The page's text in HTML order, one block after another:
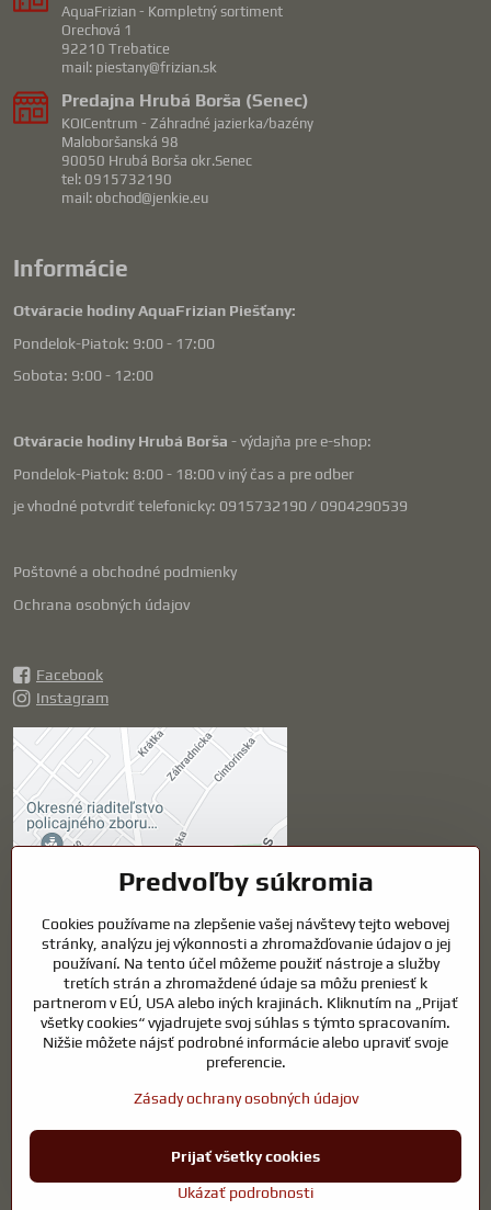
AquaFrizian - Kompletný sortiment
Orechová 1
92210 Trebatice
mail: piestany@frizian.sk
Predajna Hrubá Borša (Senec)
KOICentrum - Záhradné jazierka/bazény
Maloboršanská 98
90050 Hrubá Borša okr.Senec
tel: 0915732190
mail: obchod@jenkie.eu
Informácie
Otváracie hodiny AquaFrizian Piešťany:
Pondelok-Piatok: 9:00 - 17:00
Sobota: 9:00 - 12:00
Otváracie hodiny Hrubá Borša - výdajňa pre e-shop:
Pondelok-Piatok: 8:00 - 18:00 v iný čas a pre odber
je vhodné potvrdiť telefonicky: 0915732190 / 0904290539
Poštovné a obchodné podmienky
Ochrana osobných údajov
Facebook
Instagram
Externý obsah je
blokovaný Voľbami
súkromia
Prajete si načítať externý obsah?
Povoliť tentokrát
Povoliť a zapamätať -
súhlas s druhom cookie:
Funkčné
Otvoriť obsah v novom okne
©2026Copyright
Predvoľby súkromiaZásady ochrany osobných údajov
Vytvorené pomocou:BiznisWeb.sk
Predvoľby súkromia
Cookies používame na zlepšenie vašej návštevy tejto webovej
stránky, analýzu jej výkonnosti a zhromažďovanie údajov o jej
používaní. Na tento účel môžeme použiť nástroje a služby
tretích strán a zhromaždené údaje sa môžu preniesť k
partnerom v EÚ, USA alebo iných krajinách. Kliknutím na „Prijať
všetky cookies“ vyjadrujete svoj súhlas s týmto spracovaním.
Nižšie môžete nájsť podrobné informácie alebo upraviť svoje
preferencie.
Zásady ochrany osobných údajov
Ukázať podrobnosti
Prijať všetky cookies